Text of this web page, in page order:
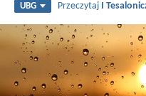
UBG Przeczytaj I